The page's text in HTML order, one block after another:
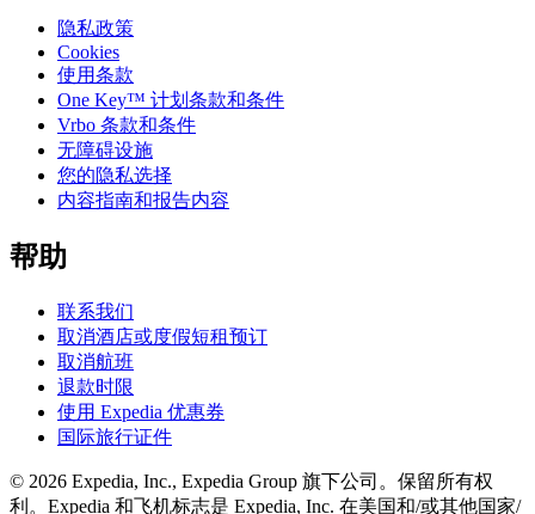
隐私政策
Cookies
使用条款
One Key™ 计划条款和条件
Vrbo 条款和条件
无障碍设施
您的隐私选择
内容指南和报告内容
帮助
联系我们
取消酒店或度假短租预订
取消航班
退款时限
使用 Expedia 优惠券
国际旅行证件
© 2026 Expedia, Inc., Expedia Group 旗下公司。保留所有权
利。Expedia 和飞机标志是 Expedia, Inc. 在美国和/或其他国家/